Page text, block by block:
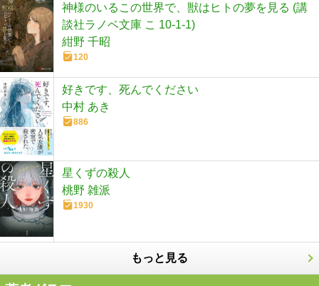
神様のいるこの世界で、獣はヒトの夢を見る (講
談社ラノベ文庫 こ 10-1-1)
紺野 千昭
120
好きです、死んでください
中村 あき
886
星くずの殺人
桃野 雑派
1930
もっと見る